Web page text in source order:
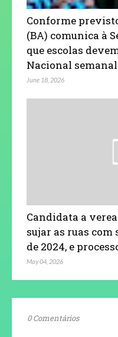
Conforme
(BA) comunica à
que escolas
Nacional
June 18, 2026
Candidata a
sujar as ruas com
de 2024, e
May 04, 2026
0 Comentários